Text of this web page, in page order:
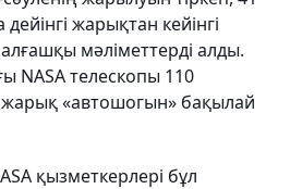
жарықтан кейінгі
мәліметтерді алды.
NASA телескопы 110
жарық «автошогын» бақылай
қызметкерлері бұл